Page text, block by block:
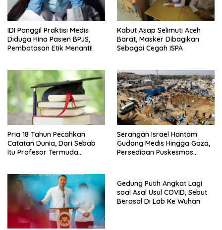
IDI Panggil Praktisi Medis
Diduga Hina Pasien BPJS,
Pembatasan Etik Menanti!
Kabut Asap Selimuti Aceh
Barat, Masker Dibagikan
Sebagai Cegah ISPA
Pria 18 Tahun Pecahkan
Catatan Dunia, Dari Sebab
Itu Profesor Termuda
Serangan Israel Hantam
Gudang Medis Hingga Gaza,
Persediaan Puskesmas
Gedung Putih Angkat Lagi
soal Asal Usul COVID, Sebut
Berasal Di Lab Ke Wuhan